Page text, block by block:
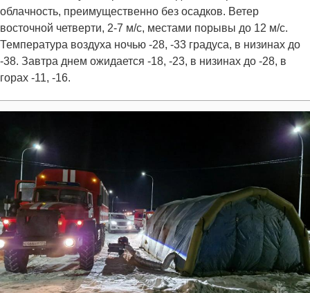
облачность, преимущественно без осадков. Ветер
восточной четверти, 2-7 м/с, местами порывы до 12 м/с.
Температура воздуха ночью -28, -33 градуса, в низинах до
-38. Завтра днем ожидается -18, -23, в низинах до -28, в
горах -11, -16.